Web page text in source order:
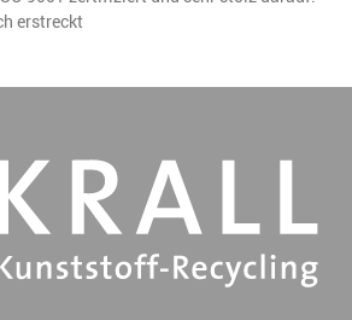
erstreckt